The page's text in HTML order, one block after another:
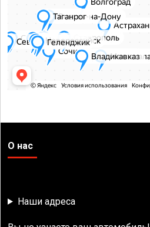
О нас
Наши адреса